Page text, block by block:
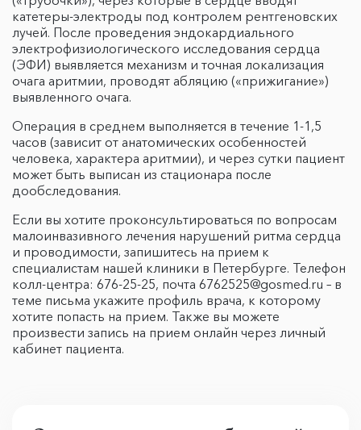
катетеры-электроды под контролем рентгеновских
лучей. После проведения эндокардиального
электрофизиологического исследования сердца
(ЭФИ) выявляется механизм и точная локализация
очага аритмии, проводят абляцию («прижигание»)
выявленного очага.
Операция в среднем выполняется в течение 1-1,5
часов (зависит от анатомических особенностей
человека, характера аритмии), и через сутки пациент
может быть выписан из стационара после
дообследования.
Если вы хотите проконсультироваться по вопросам
малоинвазивного лечения нарушений ритма сердца
и проводимости, запишитесь на прием к
специалистам нашей клиники в Петербурге. Телефон
колл-центра: 676-25-25, почта 6762525@gosmed.ru – в
теме письма укажите профиль врача, к которому
хотите попасть на прием. Также вы можете
произвести запись на прием онлайн через личный
кабинет пациента.